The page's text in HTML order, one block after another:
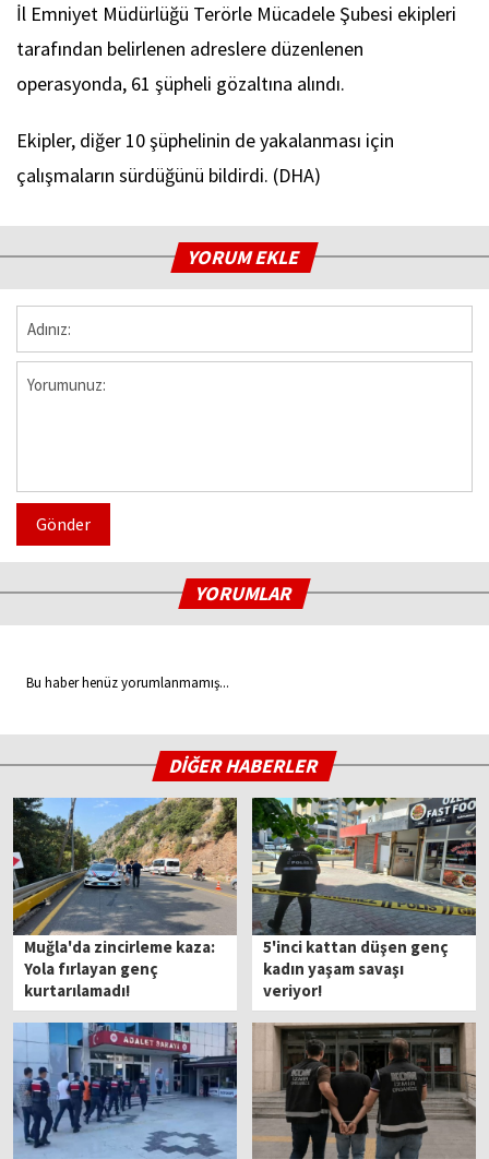
İl Emniyet Müdürlüğü Terörle Mücadele Şubesi ekipleri
tarafından belirlenen adreslere düzenlenen
operasyonda, 61 şüpheli gözaltına alındı.
Ekipler, diğer 10 şüphelinin de yakalanması için
çalışmaların sürdüğünü bildirdi. (DHA)
YORUM EKLE
Gönder
YORUMLAR
Bu haber henüz yorumlanmamış...
DİĞER HABERLER
Muğla'da zincirleme kaza:
Yola fırlayan genç
kurtarılamadı!
5'inci kattan düşen genç
kadın yaşam savaşı
veriyor!